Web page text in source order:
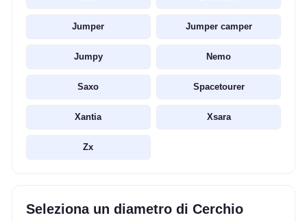
Jumper Jumper camper
Jumpy Nemo
Saxo Spacetourer
Xantia Xsara
Zx
Seleziona un diametro di Cerchio